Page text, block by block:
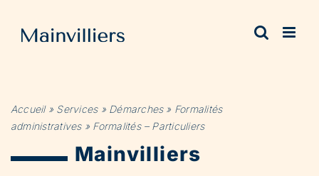
contenu
Accueil» Services» Démarches» Formalités
administratives» Formalités – Particuliers
Mainvilliers